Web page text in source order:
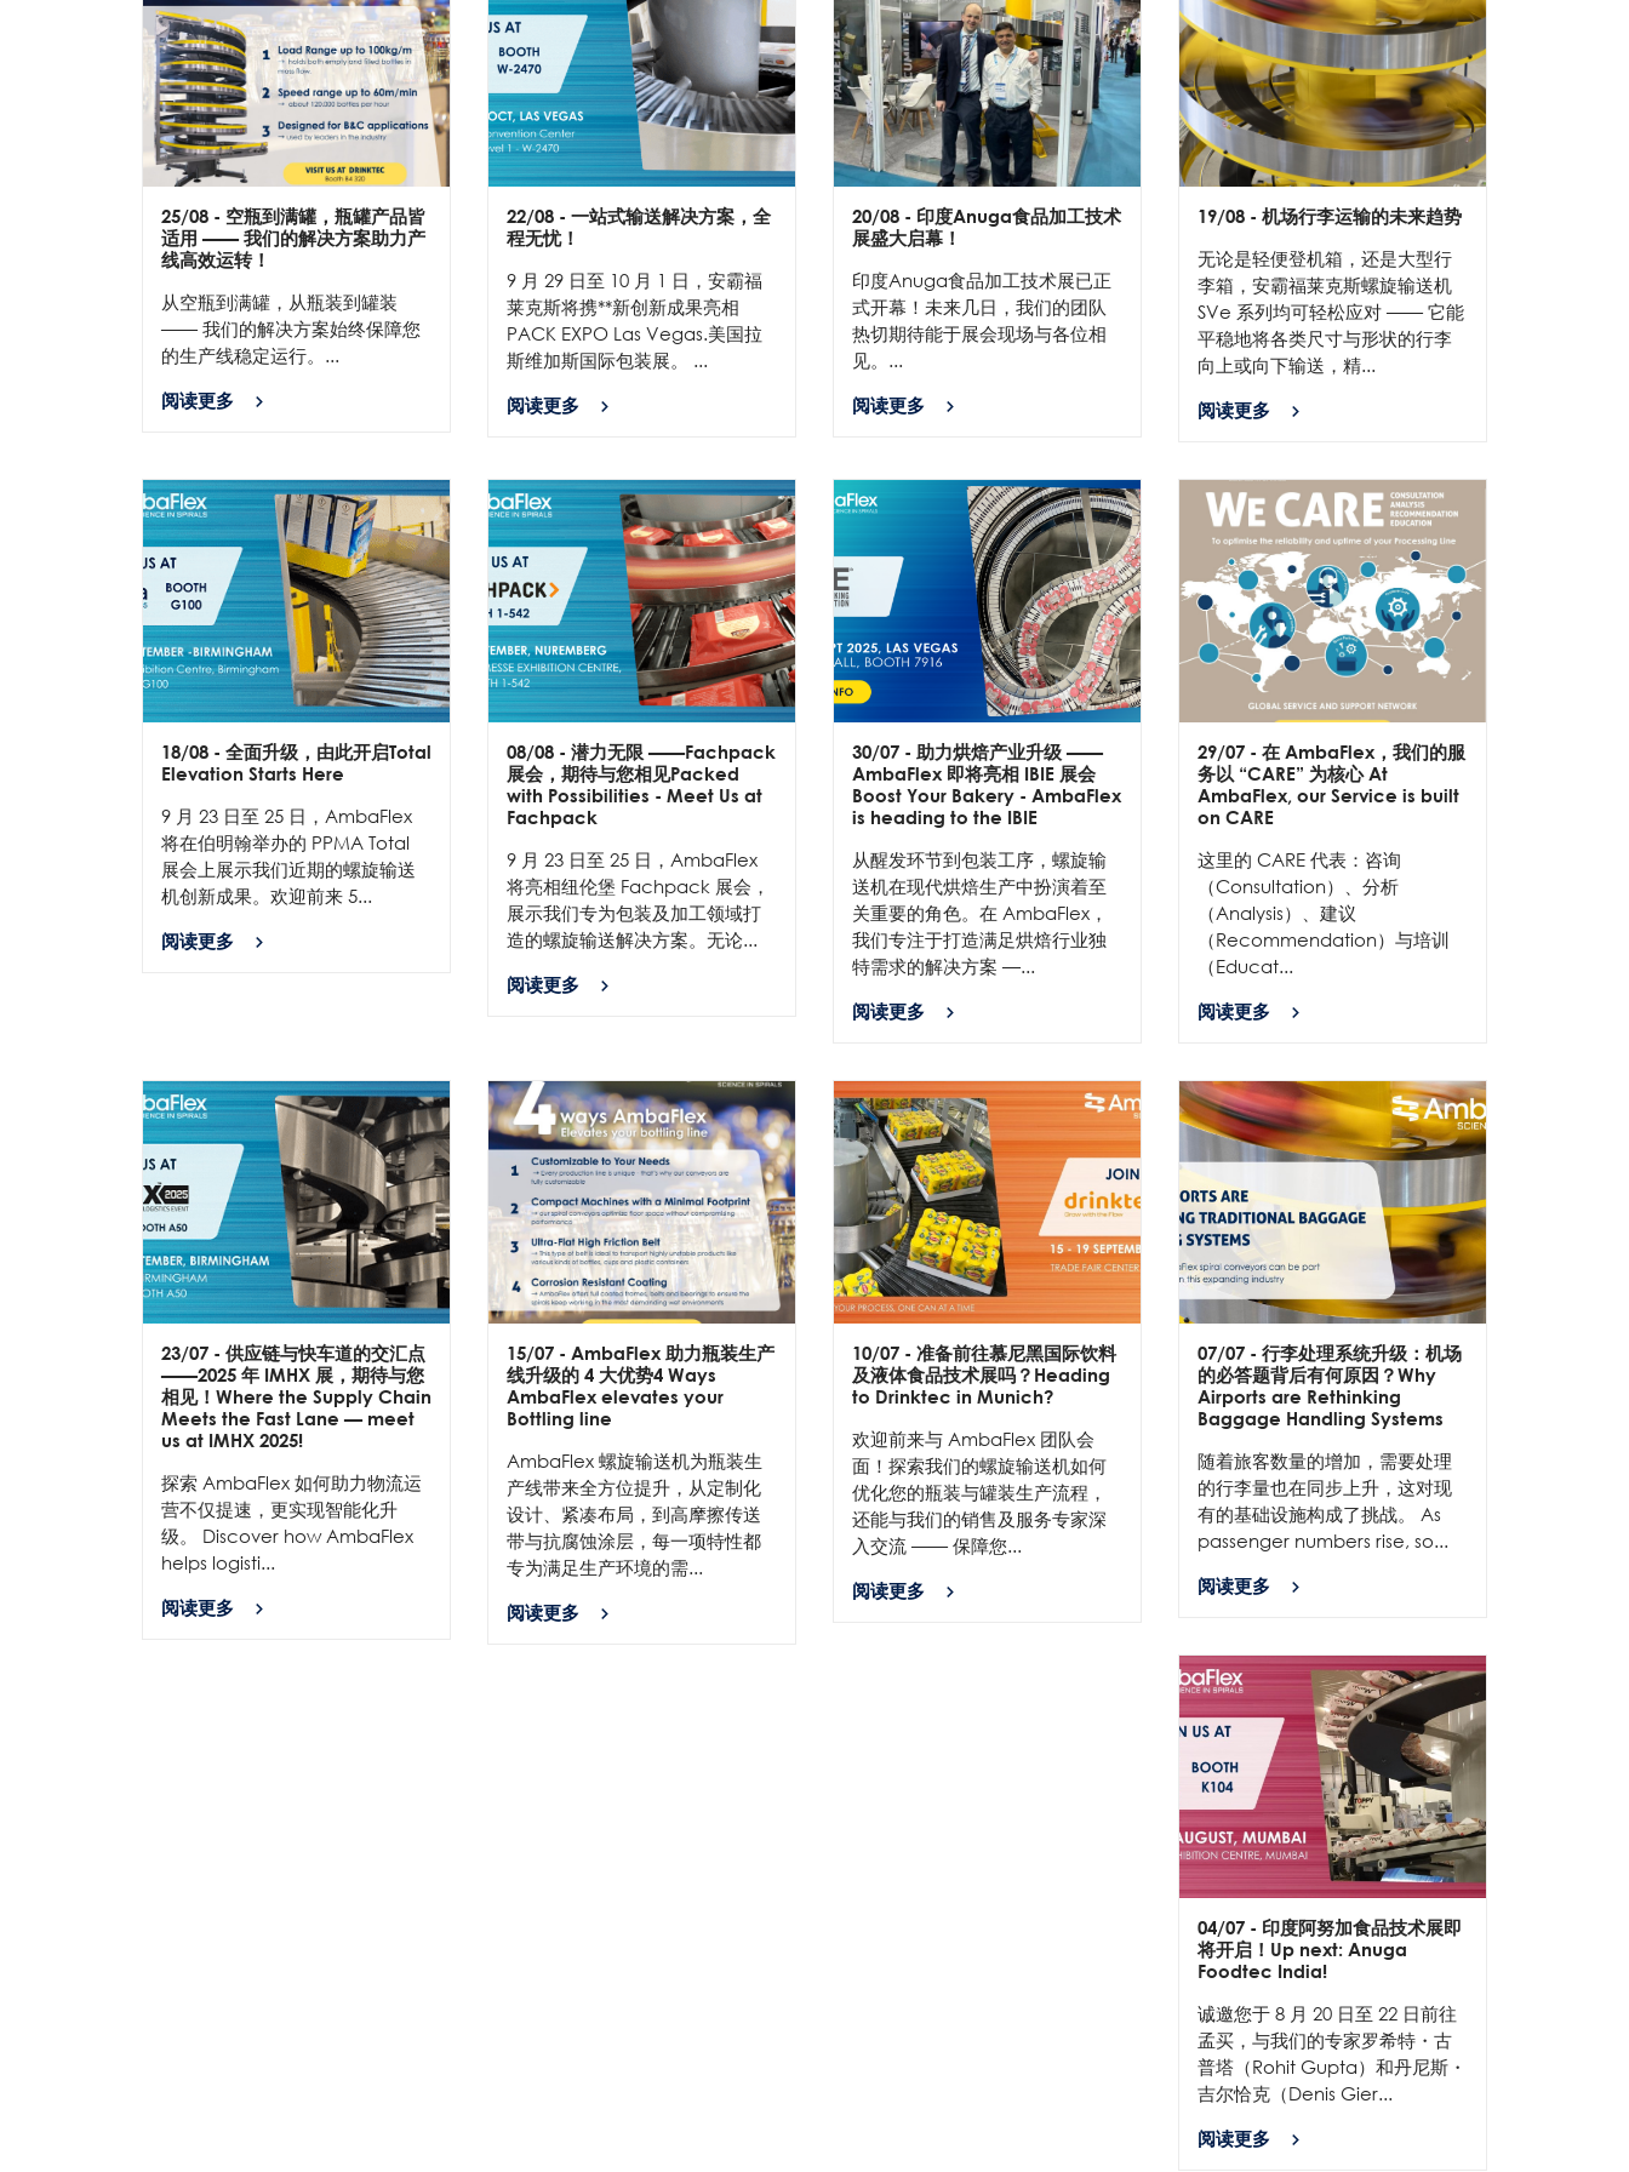
25/08 - 空瓶到满罐，瓶罐产品皆
适用 —— 我们的解决方案助力产
线高效运转！
从空瓶到满罐，从瓶装到罐装
—— 我们的解决方案始终保障您
的生产线稳定运行。...
阅读更多
22/08 - 一站式输送解决方案，全
程无忧！
9 月 29 日至 10 月 1 日，安霸福
莱克斯将携**新创新成果亮相
PACK EXPO Las Vegas.美国拉
斯维加斯国际包装展。 ...
阅读更多
20/08 - 印度Anuga食品加工技术
展盛大启幕！
印度Anuga食品加工技术展已正
式开幕！未来几日，我们的团队
热切期待能于展会现场与各位相
见。...
阅读更多
19/08 - 机场行李运输的未来趋势
无论是轻便登机箱，还是大型行
李箱，安霸福莱克斯螺旋输送机
SVe 系列均可轻松应对 —— 它能
平稳地将各类尺寸与形状的行李
向上或向下输送，精...
阅读更多
18/08 - 全面升级，由此开启Total
Elevation Starts Here
9 月 23 日至 25 日，AmbaFlex
将在伯明翰举办的 PPMA Total
展会上展示我们近期的螺旋输送
机创新成果。欢迎前来 5...
阅读更多
08/08 - 潜力无限 ——Fachpack
展会，期待与您相见Packed
with Possibilities - Meet Us at
Fachpack
9 月 23 日至 25 日，AmbaFlex
将亮相纽伦堡 Fachpack 展会，
展示我们专为包装及加工领域打
造的螺旋输送解决方案。无论...
阅读更多
30/07 - 助力烘焙产业升级 ——
AmbaFlex 即将亮相 IBIE 展会
Boost Your Bakery - AmbaFlex
is heading to the IBIE
从醒发环节到包装工序，螺旋输
送机在现代烘焙生产中扮演着至
关重要的角色。在 AmbaFlex，
我们专注于打造满足烘焙行业独
特需求的解决方案 —...
阅读更多
29/07 - 在 AmbaFlex，我们的服
务以 “CARE” 为核心 At
AmbaFlex, our Service is built
on CARE
这里的 CARE 代表：咨询
（Consultation）、分析
（Analysis）、建议
（Recommendation）与培训
（Educat...
阅读更多
23/07 - 供应链与快车道的交汇点
——2025 年 IMHX 展，期待与您
相见！Where the Supply Chain
Meets the Fast Lane — meet
us at IMHX 2025!
探索 AmbaFlex 如何助力物流运
营不仅提速，更实现智能化升
级。 Discover how AmbaFlex
helps logisti...
阅读更多
15/07 - AmbaFlex 助力瓶装生产
线升级的 4 大优势4 Ways
AmbaFlex elevates your
Bottling line
AmbaFlex 螺旋输送机为瓶装生
产线带来全方位提升，从定制化
设计、紧凑布局，到高摩擦传送
带与抗腐蚀涂层，每一项特性都
专为满足生产环境的需...
阅读更多
10/07 - 准备前往慕尼黑国际饮料
及液体食品技术展吗？Heading
to Drinktec in Munich?
欢迎前来与 AmbaFlex 团队会
面！探索我们的螺旋输送机如何
优化您的瓶装与罐装生产流程，
还能与我们的销售及服务专家深
入交流 —— 保障您...
阅读更多
07/07 - 行李处理系统升级：机场
的必答题背后有何原因？Why
Airports are Rethinking
Baggage Handling Systems
随着旅客数量的增加，需要处理
的行李量也在同步上升，这对现
有的基础设施构成了挑战。 As
passenger numbers rise, so...
阅读更多
04/07 - 印度阿努加食品技术展即
将开启！Up next: Anuga
Foodtec India!
诚邀您于 8 月 20 日至 22 日前往
孟买，与我们的专家罗希特・古
普塔（Rohit Gupta）和丹尼斯・
吉尔恰克（Denis Gier...
阅读更多